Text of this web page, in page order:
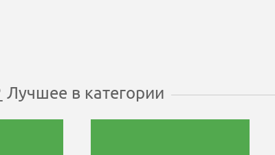
Лучшее в категории